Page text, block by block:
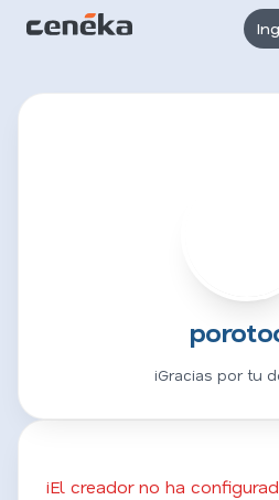
¡Gracias por tu
¡El creador no ha